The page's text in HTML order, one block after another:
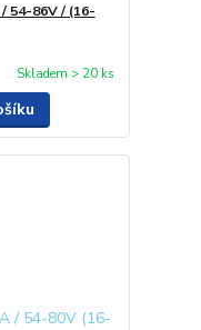
54-86V / (16-
Skladem > 20 ks